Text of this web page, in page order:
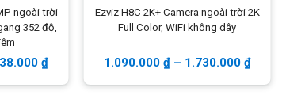
ngoài trời
352 độ,
₫
Ezviz H8C 2K+ Camera ngoài trời 2K
Full Color, WiFi không dây
1.090.000 ₫– 1.730.000 ₫